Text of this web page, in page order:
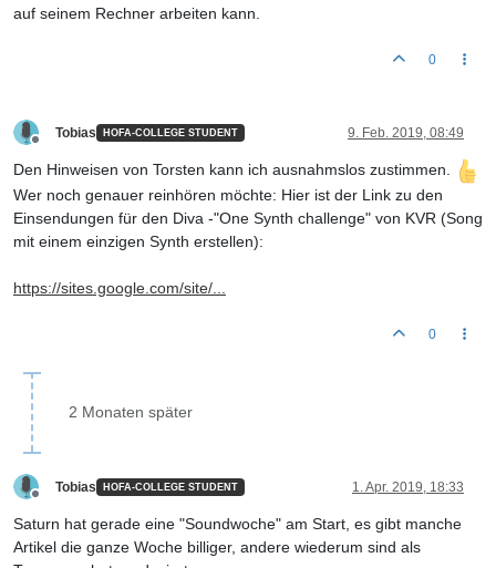
auf seinem Rechner arbeiten kann.
0
Tobias HOFA-COLLEGE STUDENT 9. Feb. 2019, 08:49
Den Hinweisen von Torsten kann ich ausnahmslos zustimmen.
Wer noch genauer reinhören möchte: Hier ist der Link zu den
Einsendungen für den Diva -"One Synth challenge" von KVR (Song
mit einem einzigen Synth erstellen):
https://sites.google.com/site/...
0
2 Monaten später
Offline
Tobias HOFA-COLLEGE STUDENT 1. Apr. 2019, 18:33
Saturn hat gerade eine "Soundwoche" am Start, es gibt manche
Artikel die ganze Woche billiger, andere wiederum sind als